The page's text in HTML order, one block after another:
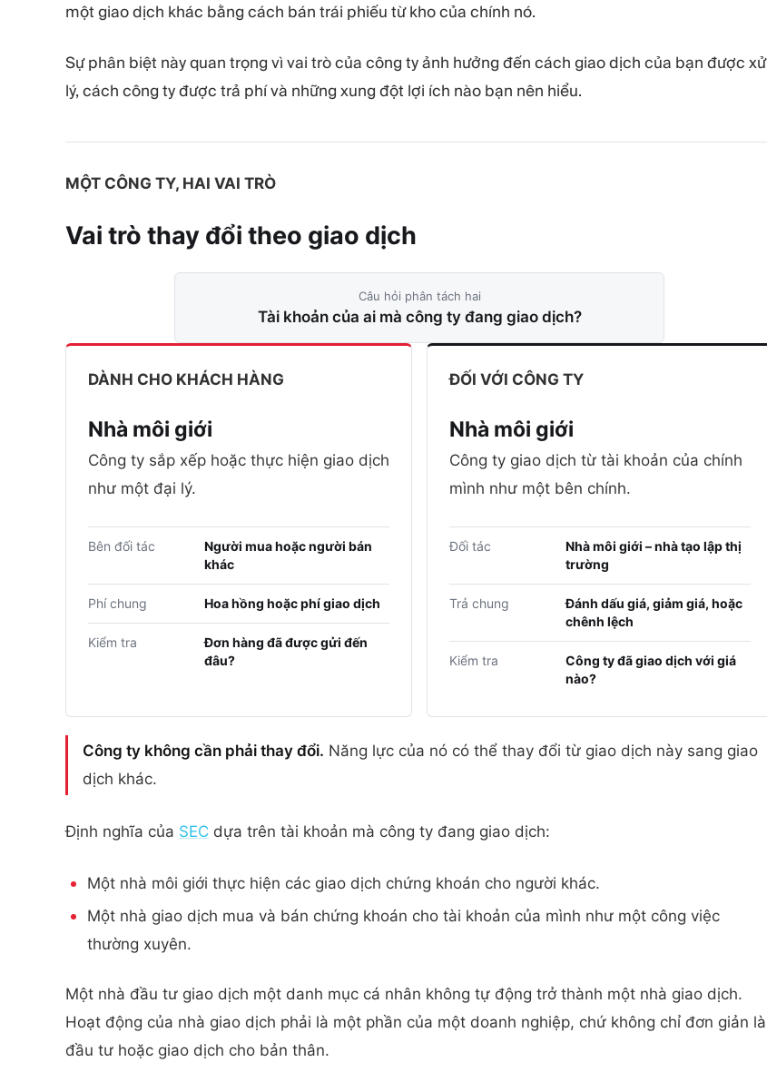
một giao dịch khác bằng cách bán trái phiếu từ kho của chính nó.
Sự phân biệt này quan trọng vì vai trò của công ty ảnh hưởng đến cách giao dịch của bạn được xử
lý, cách công ty được trả phí và những xung đột lợi ích nào bạn nên hiểu.
MỘT CÔNG TY, HAI VAI TRÒ
Vai trò thay đổi theo giao dịch
Câu hỏi phân tách hai
Tài khoản của ai mà công ty đang giao dịch?
DÀNH CHO KHÁCH HÀNG
Nhà môi giới
Công ty sắp xếp hoặc thực hiện giao dịch
như một đại lý.
Bên đối tác
Người mua hoặc người bán
khác
Phí chung Hoa hồng hoặc phí giao dịch
Kiểm tra
Đơn hàng đã được gửi đến
đâu?
ĐỐI VỚI CÔNG TY
Nhà môi giới
Công ty giao dịch từ tài khoản của chính
mình như một bên chính.
Đối tác
Nhà môi giới – nhà tạo lập thị
trường
Trả chung
Đánh dấu giá, giảm giá, hoặc
chênh lệch
Kiểm tra
Công ty đã giao dịch với giá
nào?
Công ty không cần phải thay đổi. Năng lực của nó có thể thay đổi từ giao dịch này sang giao
dịch khác.
Định nghĩa của SEC dựa trên tài khoản mà công ty đang giao dịch:
Một nhà môi giới thực hiện các giao dịch chứng khoán cho người khác.
Một nhà giao dịch mua và bán chứng khoán cho tài khoản của mình như một công việc
thường xuyên.
Một nhà đầu tư giao dịch một danh mục cá nhân không tự động trở thành một nhà giao dịch.
Hoạt động của nhà giao dịch phải là một phần của một doanh nghiệp, chứ không chỉ đơn giản là
đầu tư hoặc giao dịch cho bản thân.